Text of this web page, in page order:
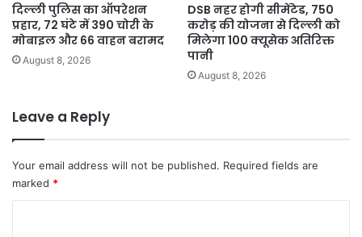
दिल्ली पुलिस का ऑपरेशन
प्रहार, 72 घंटे में 390 चोरी के
मोबाइल और 66 वाहन बरामद
August 8, 2026
DSB नहर होगी सीमेंटेड, 750
करोड़ की योजना से दिल्ली को
मिलेगा 100 क्यूसेक अतिरिक्त
पानी
August 8, 2026
Leave a Reply
Your email address will not be published. Required fields are
marked *